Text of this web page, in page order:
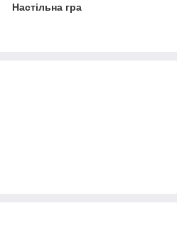
Настільна гра